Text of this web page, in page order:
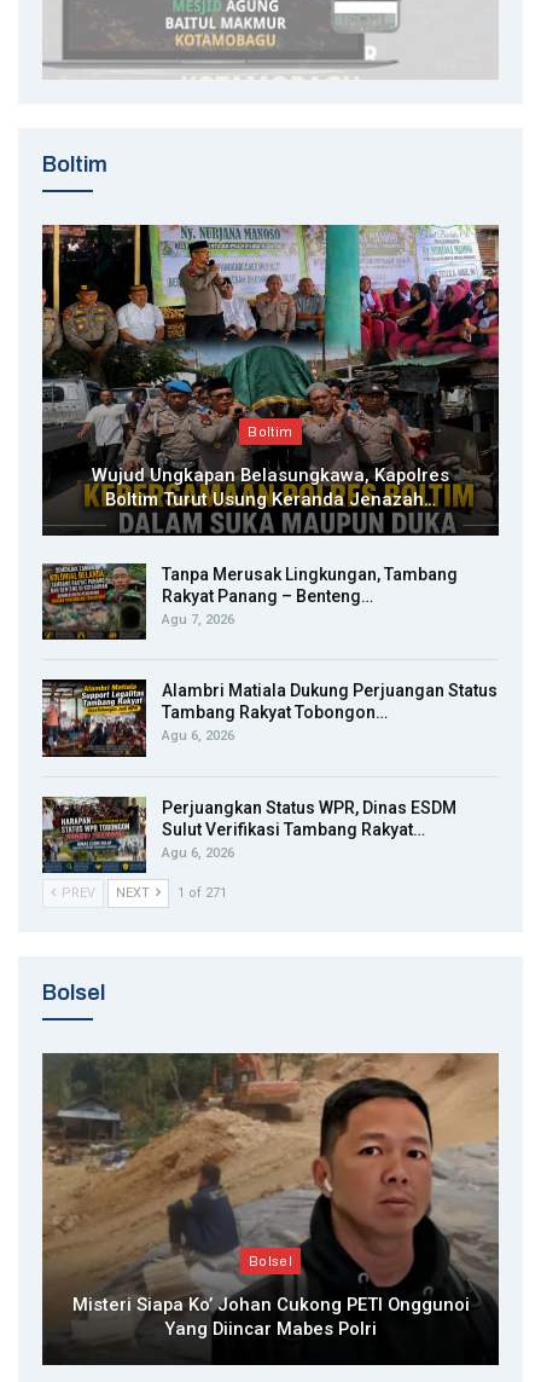
Boltim
Boltim
Wujud Ungkapan Belasungkawa, Kapolres
Boltim Turut Usung Keranda Jenazah…
Tanpa Merusak Lingkungan, Tambang
Rakyat Panang – Benteng…
Agu 7, 2026
Alambri Matiala Dukung Perjuangan Status
Tambang Rakyat Tobongon…
Agu 6, 2026
Perjuangkan Status WPR, Dinas ESDM
Sulut Verifikasi Tambang Rakyat…
Agu 6, 2026
PREV NEXT 1 of 271
Bolsel
Bolsel
Misteri Siapa Ko’ Johan Cukong PETI Onggunoi
Yang Diincar Mabes Polri